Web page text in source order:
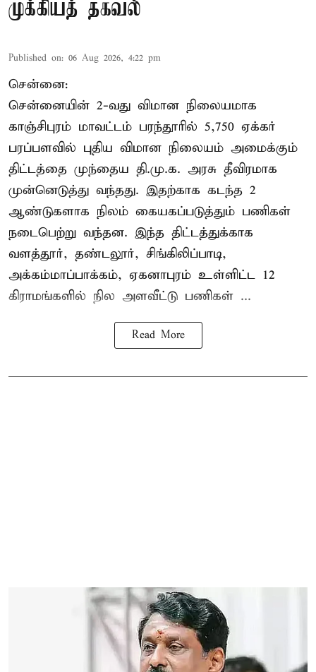
முக்கியத் தகவல்
Published on: 06 Aug 2026, 4:22 pm
சென்னை:
சென்னையின் 2-வது விமான நிலையமாக
காஞ்சிபுரம் மாவட்டம் பரந்தூரில் 5,750 ஏக்கர்
பரப்பளவில் புதிய விமான நிலையம் அமைக்கும்
திட்டத்தை முந்தைய தி.மு.க. அரசு தீவிரமாக
முன்னெடுத்து வந்தது. இதற்காக கடந்த 2
ஆண்டுகளாக நிலம் கையகப்படுத்தும் பணிகள்
நடைபெற்று வந்தன. இந்த திட்டத்துக்காக
வளத்தூர், தண்டலூர், சிங்கிலிப்பாடி,
அக்கம்மாப்பாக்கம், ஏகனாபுரம் உள்ளிட்ட 12
கிராமங்களில் நில அளவீட்டு பணிகள் ...
Read More